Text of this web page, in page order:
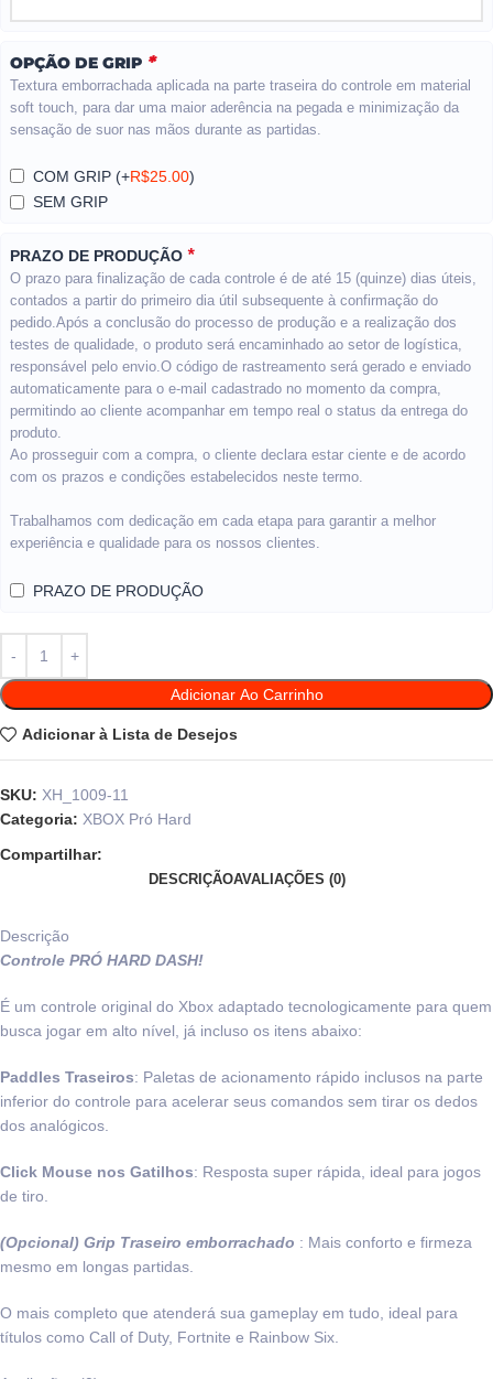
OPÇÃO DE GRIP *
Textura emborrachada aplicada na parte traseira do controle em material
soft touch, para dar uma maior aderência na pegada e minimização da
sensação de suor nas mãos durante as partidas.
COM GRIP (+R$25.00)
SEM GRIP
PRAZO DE PRODUÇÃO *
O prazo para finalização de cada controle é de até 15 (quinze) dias úteis,
contados a partir do primeiro dia útil subsequente à confirmação do
pedido.Após a conclusão do processo de produção e a realização dos
testes de qualidade, o produto será encaminhado ao setor de logística,
responsável pelo envio.O código de rastreamento será gerado e enviado
automaticamente para o e-mail cadastrado no momento da compra,
permitindo ao cliente acompanhar em tempo real o status da entrega do
produto.
Ao prosseguir com a compra, o cliente declara estar ciente e de acordo
com os prazos e condições estabelecidos neste termo.
Trabalhamos com dedicação em cada etapa para garantir a melhor
experiência e qualidade para os nossos clientes.
PRAZO DE PRODUÇÃO
Adicionar Ao Carrinho
Adicionar à Lista de Desejos
SKU: XH_1009-11
Categoria: XBOX Pró Hard
Compartilhar:
DESCRIÇÃOAVALIAÇÕES (0)
Descrição
Controle PRÓ HARD DASH!
É um controle original do Xbox adaptado tecnologicamente para quem
busca jogar em alto nível, já incluso os itens abaixo:
Paddles Traseiros: Paletas de acionamento rápido inclusos na parte
inferior do controle para acelerar seus comandos sem tirar os dedos
dos analógicos.
Click Mouse nos Gatilhos: Resposta super rápida, ideal para jogos
de tiro.
(Opcional) Grip Traseiro emborrachado : Mais conforto e firmeza
mesmo em longas partidas.
O mais completo que atenderá sua gameplay em tudo, ideal para
títulos como Call of Duty, Fortnite e Rainbow Six.